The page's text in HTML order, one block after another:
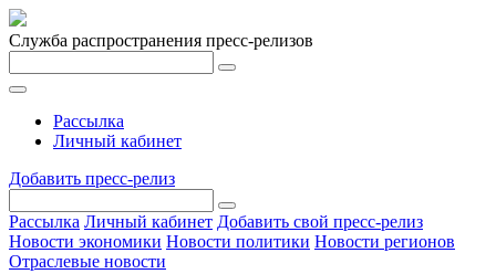
Служба распространения пресс-релизов
Рассылка
Личный кабинет
Добавить пресс-релиз
Рассылка Личный кабинет Добавить свой пресс-релиз
Новости экономики Новости политики Новости регионов
Отраслевые новости